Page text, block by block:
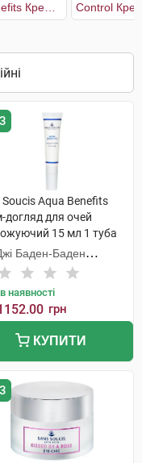
Soucis Aqua Benefits
догляд для очей
15 мл 1 туба
Баден-Баден
Груп Гмбх
наявності
грн
КУПИТИ